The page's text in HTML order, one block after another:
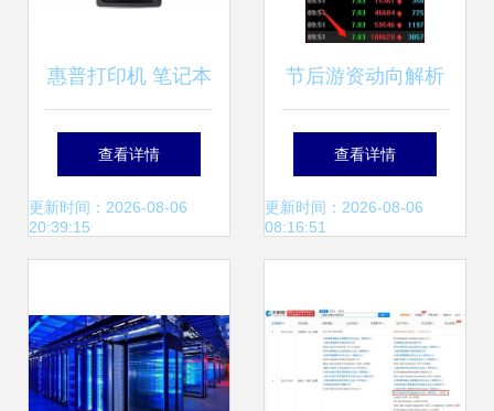
惠普打印机 笔记本
电脑 台式机和其他
产品的软件和驱动
户支持
查看详情
更新时间：2026-08-06
20:39:15
节后游资动向解析
劳动路4398万强攻
深南股份，计算机
查看详情
更新时间：2026-08-06
08:16:51